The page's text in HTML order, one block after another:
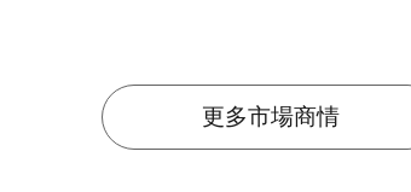
更多市場商情